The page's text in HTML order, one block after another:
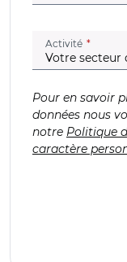
Activité
Pour en savoir
données nous
notre Politique
caractère